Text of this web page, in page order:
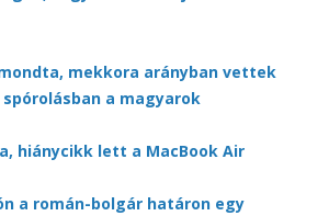
mekkora arányban vettek
a magyarok
hiánycikk lett a MacBook Air
a román-bolgár határon egy